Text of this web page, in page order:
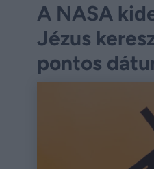
A NASA
Jézus
pontos